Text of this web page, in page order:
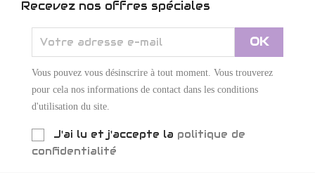
Recevez nos offres spéciales
Vous pouvez vous désinscrire à tout moment. Vous trouverez
pour cela nos informations de contact dans les conditions
d'utilisation du site.
J'ai lu et j'accepte la politique de
confidentialité